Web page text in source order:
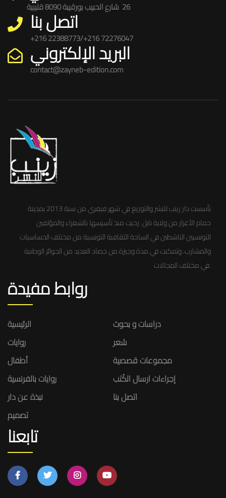
شارع الحبيب بورقيبة 8090 قليبية 26 اتصل بنا
+216 22388773/+216 72276047
البريد الإلكتروني
contact@zayneb-edition.com
تأسست دار زينب للنشر والتوزيع في شهر فيفري من سنة 2013 بمدينة
حمام الأغزاز من ولاية نابل. رحبت منذ تأسيسها بالشعراء والمؤلفين
التونسيين الناشطين في الساحة الثقافية التونسية من مختلف الحساسيات
والمشارب، وتمكنت في مدة وجيزة من حصاد العديد من الجوائز الوطنية
في مختلف المجالات.
روابط مفيدة
الرئيسية
دراسات و بحوث
روايات
شعر
أطفال
مجموعات قصصية
روايات بالفرنسية
إجراءات ارسال الكُتب
نبذة عن دار
اتصل بنا
تصميم
تابعنا